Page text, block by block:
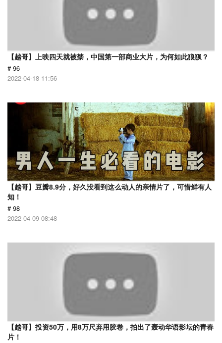
【越哥】上映四天就被禁，中国第一部商业大片，为何如此狼狈？
# 96
2022-04-18 11:56
【越哥】豆瓣8.9分，好久没看到这么动人的亲情片了，可惜鲜有人
知！
# 98
2022-04-09 08:48
【越哥】投资50万，用8万尺弃用胶卷，拍出了轰动华语影坛的青春
片！